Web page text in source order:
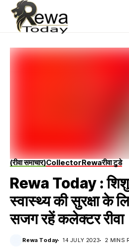
(रीवा समाचार)CollectorRewaरीवा टुडे
Rewa Today : शिशु
स्वास्थ्य की सुरक्षा के
सजग रहें कलेक्टर रीवा
Rewa Today 14 JULY 2023 2 MINS